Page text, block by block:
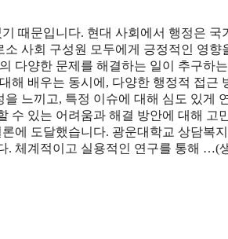
때문입니다. 현대 사회에서 행정은 국
사회 구성원 모두에게 긍정적인 영향
다양한 문제를 해결하는 일이 추구하
해 배우는 동시에, 다양한 행정적 접근
느끼고, 특정 이슈에 대해 심도 있게
수 있는 어려움과 해결 방안에 대해 고
에 도달했습니다. 광운대학교 상담복
. 체계적이고 실용적인 연구를 통해 …(